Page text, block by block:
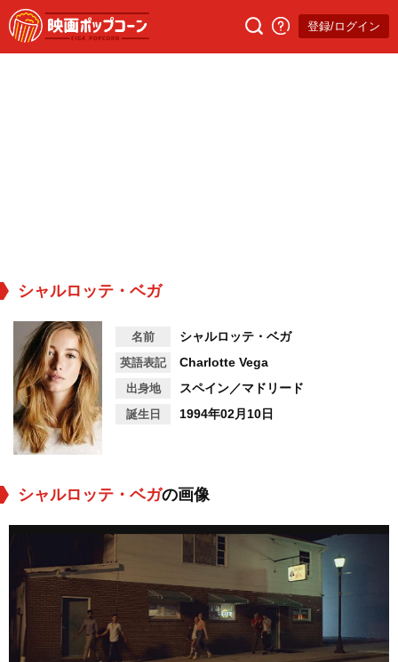
登録/ログイン
シャルロッテ・ベガ
名前 シャルロッテ・ベガ
英語表記 Charlotte Vega
出身地 スペイン／マドリード
誕生日 1994年02月10日
シャルロッテ・ベガの画像